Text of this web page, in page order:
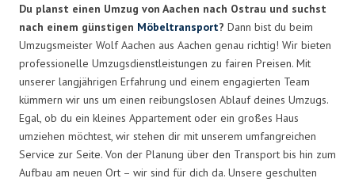
Du planst einen Umzug von Aachen nach Ostrau und suchst
nach einem günstigen Möbeltransport? Dann bist du beim
Umzugsmeister Wolf Aachen aus Aachen genau richtig! Wir bieten
professionelle Umzugsdienstleistungen zu fairen Preisen. Mit
unserer langjährigen Erfahrung und einem engagierten Team
kümmern wir uns um einen reibungslosen Ablauf deines Umzugs.
Egal, ob du ein kleines Appartement oder ein großes Haus
umziehen möchtest, wir stehen dir mit unserem umfangreichen
Service zur Seite. Von der Planung über den Transport bis hin zum
Aufbau am neuen Ort – wir sind für dich da. Unsere geschulten